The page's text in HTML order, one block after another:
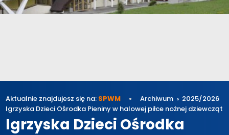
Aktualnie znajdujesz się na: SPWM Archiwum
2025/2026
Igrzyska Dzieci Ośrodka Pieniny w halowej piłce nożnej dziewcząt
Igrzyska Dzieci Ośrodka